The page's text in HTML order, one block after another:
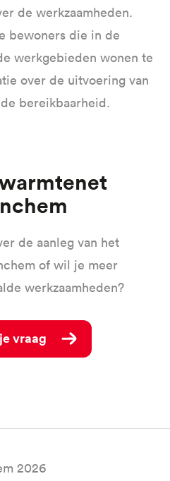
de werkzaamheden.
bewoners die in de
werkgebieden wonen te
over de uitvoering van
bereikbaarheid.
de aanleg van het
of wil je meer
werkzaamheden?
je vraag
2026